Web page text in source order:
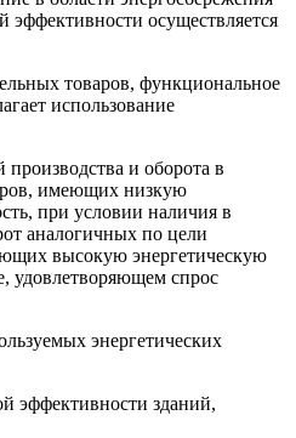
эффективности осуществляется
товаров, функциональное
использование
и оборота в
имеющих низкую
при условии наличия в
аналогичных по цели
высокую энергетическую
удовлетворяющем спрос
энергетических
эффективности зданий,